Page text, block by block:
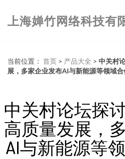
上海婵竹网络科技有
当前位置： 首页 > 产品大全 > 中关村
展，多家企业发布AI与新能源等领域
中关村论坛探
高质量发展，
AI与新能源等